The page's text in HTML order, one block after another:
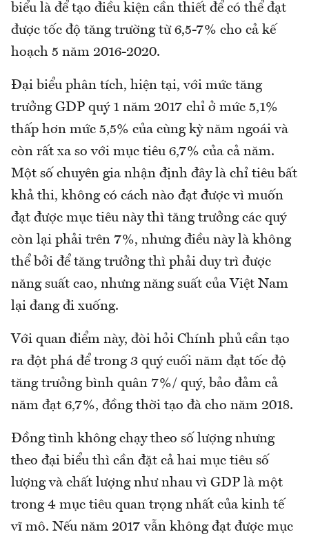
biểu là để tạo điều kiện cần thiết để có thể đạt
được tốc độ tăng trường từ 6,5-7% cho cả kế
hoạch 5 năm 2016-2020.
Đại biểu phân tích, hiện tại, với mức tăng
trưởng GDP quý 1 năm 2017 chỉ ở mức 5,1%
thấp hơn mức 5,5% của cùng kỳ năm ngoái và
còn rất xa so với mục tiêu 6,7% của cả năm.
Một số chuyên gia nhận định đây là chỉ tiêu bất
khả thi, không có cách nào đạt được vì muốn
đạt được mục tiêu này thì tăng trưởng các quý
còn lại phải trên 7%, nhưng điều này là không
thể bởi để tăng trưởng thì phải duy trì được
năng suất cao, nhưng năng suất của Việt Nam
lại đang đi xuống.
Với quan điểm này, đòi hỏi Chính phủ cần tạo
ra đột phá để trong 3 quý cuối năm đạt tốc độ
tăng trưởng bình quân 7%/ quý, bảo đảm cả
năm đạt 6,7%, đồng thời tạo đà cho năm 2018.
Đồng tình không chạy theo số lượng nhưng
theo đại biểu thì cần đặt cả hai mục tiêu số
lượng và chất lượng như nhau vì GDP là một
trong 4 mục tiêu quan trọng nhất của kinh tế
vĩ mô. Nếu năm 2017 vẫn không đạt được mục